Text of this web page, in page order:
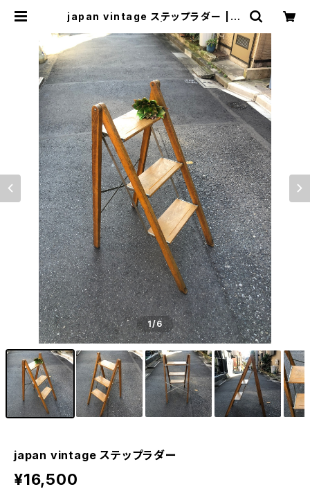
japan vintage ステップラダー | ト
リサイクルショップ・古着
1/6
japan vintage ステップラダー
¥16,500